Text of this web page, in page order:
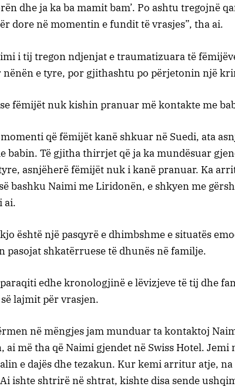
dhe ja ka ba mamit bam’. Po ashtu tregojnë
dore në momentin e fundit të vrasjes”, tha ai.
i tij tregon ndjenjat e traumatizuara të
e tyre, por gjithashtu po përjetonin një
fëmijët nuk kishin pranuar më kontakte me
momenti që fëmijët kanë shkuar në Suedi, ata
babin. Të gjitha thirrjet që ja ka mundësuar
asnjëherë fëmijët nuk i kanë pranuar. Ka
bashku Naimi me Liridonën, e shkyen me
ai.
është një pasqyrë e dhimbshme e situatës
pasojat shkatërruese të dhunës në familje.
edhe kronologjinë e lëvizjeve të tij dhe
lajmit për vrasjen.
në mëngjes jam munduar ta kontaktoj
ai më tha që Naimi gjendet në Swiss Hotel.
e dajës dhe tezakun. Kur kemi arritur atje, na
ishte shtrirë në shtrat, kishte disa sende